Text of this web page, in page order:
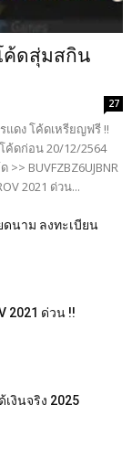
ค้ดสุ่มสกิน
27
ดง โค้ดเหรียญฟรี !!
ค้ดก่อน 20/12/2564
BUVFZBZ6UJBNR
2021 ด่วน...
ดนาม ลงทะเบียน
2021 ด่วน !!
เงินจริง 2025